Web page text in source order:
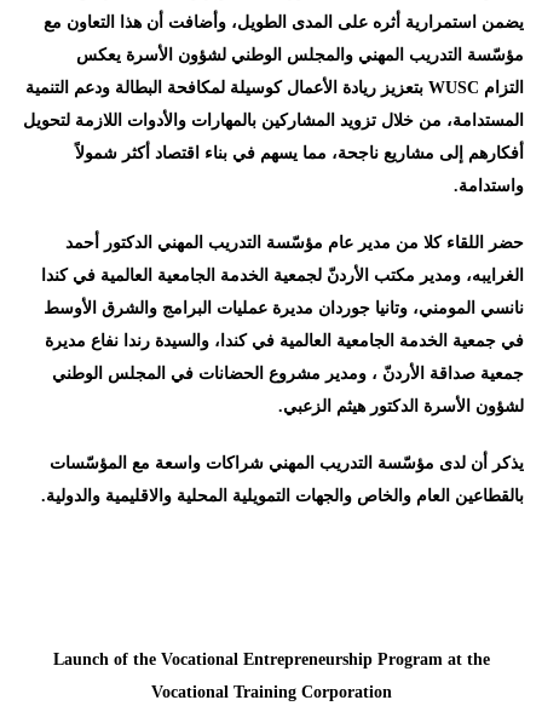
يضمن استمرارية أثره على المدى الطويل، وأضافت أن هذا التعاون مع
مؤسّسة التدريب المهني والمجلس الوطني لشؤون الأسرة يعكس
التزام
بتعزيز ريادة الأعمال كوسيلة لمكافحة البطالة ودعم التنمية
المستدامة، من خلال تزويد المشاركين بالمهارات والأدوات اللازمة لتحويل
أفكارهم إلى مشاريع ناجحة، مما يسهم في بناء اقتصاد أكثر شمولاً
واستدامة.
حضر اللقاء كلا من مدير عام مؤسّسة التدريب المهني الدكتور أحمد
الغرايبه، ومدير مكتب الأردنّ لجمعية الخدمة الجامعية العالمية في كندا
نانسي المومني، وتانيا جوردان مديرة عمليات البرامج والشرق الأوسط
في جمعية الخدمة الجامعية العالمية في كندا، والسيدة رندا نفاع مديرة
جمعية صداقة الأردنّ ، ومدير مشروع الحضانات في المجلس الوطني
لشؤون الأسرة الدكتور هيثم الزعبي.
يذكر أن لدى مؤسّسة التدريب المهني شراكات واسعة مع المؤسّسات
بالقطاعين العام والخاص والجهات التمويلية المحلية والاقليمية والدولية.
Launch of the Vocational Entrepreneurship Program at the
Vocational Training Corporation